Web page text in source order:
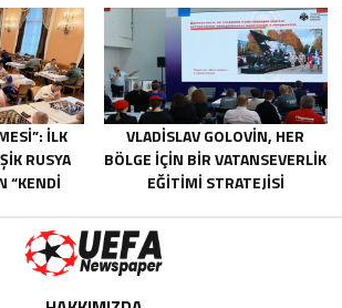
ДЕТСКОГО И
МОЛОДЁЖНОГО
ТВОРЧЕСТВА В
НОВОДВИНСКЕ
АРХАНГЕЛЬСКОЙ ОБЛАСТИ
İLK
RUSYA
“KENDI
ERDI
VLADISLAV GOLOVIN, HER
BÖLGE IÇIN BIR VATANSEVERLIK
EĞITIMI STRATEJISI